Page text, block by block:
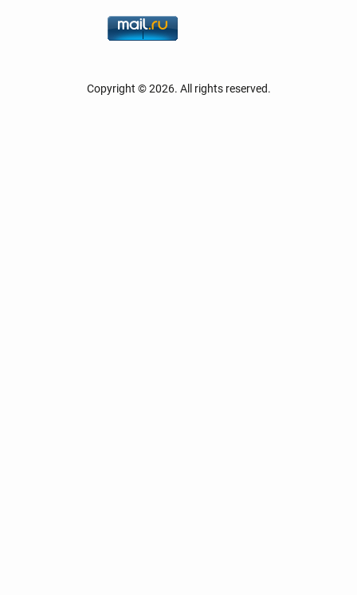
Copyright © 2026. All rights reserved.